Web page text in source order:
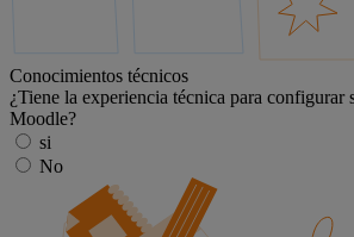
Conocimientos técnicos
¿Tiene la experiencia técnica para configurar
Moodle?
si
No